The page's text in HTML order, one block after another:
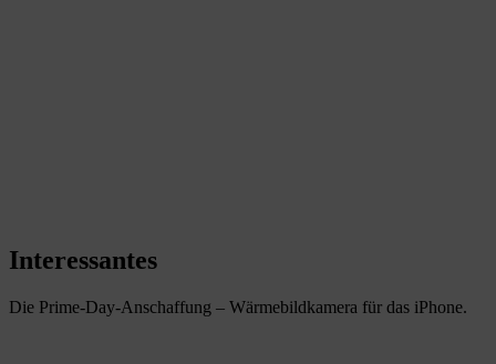
Interessantes
Die Prime-Day-Anschaffung – Wärmebildkamera für das iPhone.